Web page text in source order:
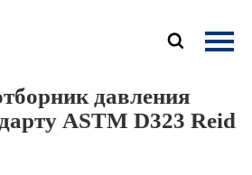

давления
ASTM D323 Reid